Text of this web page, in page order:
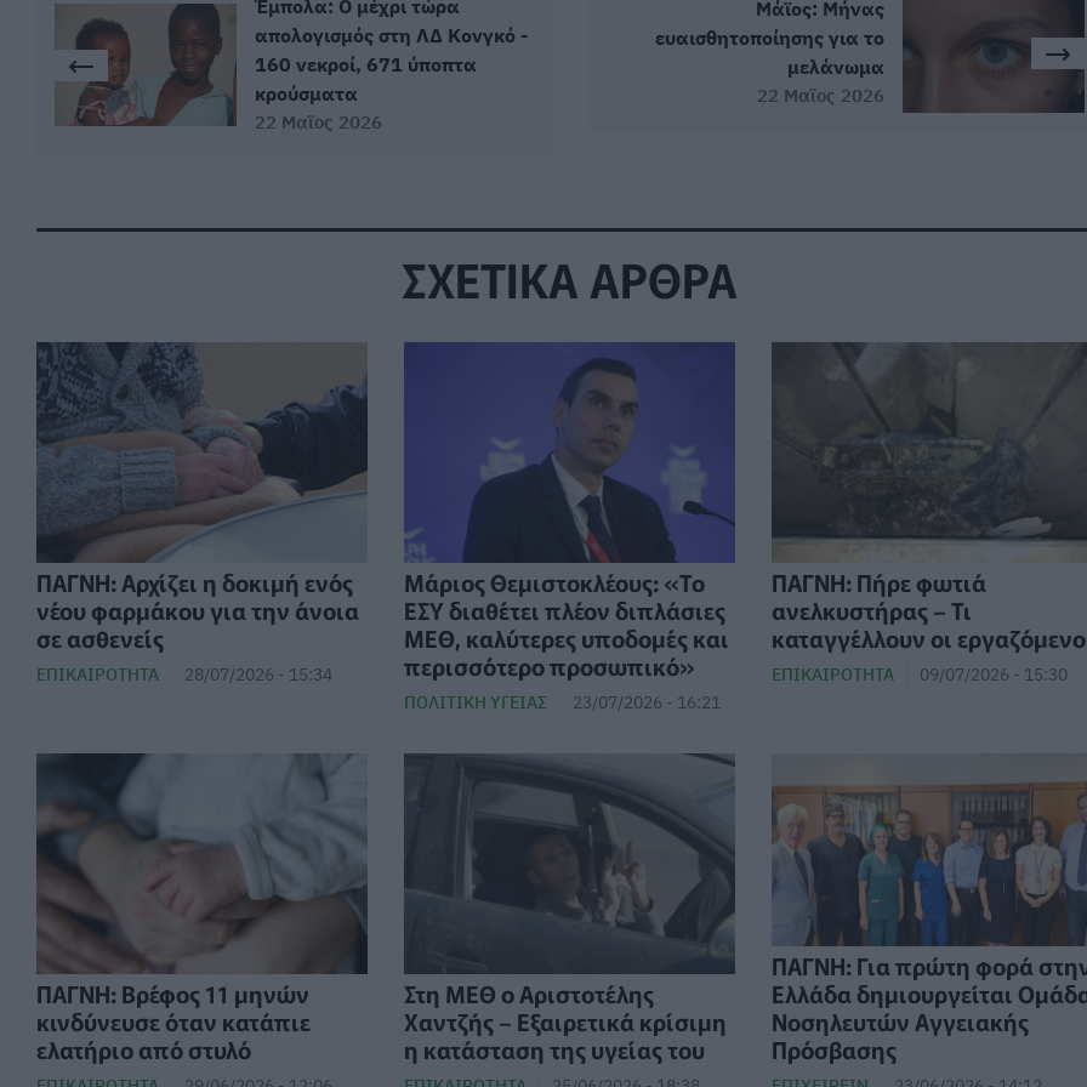
Έμπολα: Ο μέχρι τώρα
απολογισμός στη ΛΔ Κονγκό -
160 νεκροί, 671 ύποπτα
κρούσματα
22 Μαϊος 2026
Μάϊος: Μήνας
ευαισθητοποίησης για το
μελάνωμα
22 Μαϊος 2026
ΣΧΕΤΙΚΑ ΑΡΘΡΑ
ΠΑΓΝΗ: Αρχίζει η δοκιμή ενός
νέου φαρμάκου για την άνοια
σε ασθενείς
ΕΠΙΚΑΙΡΌΤΗΤΑ 28/07/2026 - 15:34
Μάριος Θεμιστοκλέους: «Το
ΕΣΥ διαθέτει πλέον διπλάσιες
ΜΕΘ, καλύτερες υποδομές και
περισσότερο προσωπικό»
ΠΟΛΙΤΙΚΉ ΥΓΕΊΑΣ 23/07/2026 - 16:21
ΠΑΓΝΗ: Πήρε φωτιά
ανελκυστήρας – Τι
καταγγέλλουν οι
ΕΠΙΚΑΙΡΌΤΗΤΑ 09/07/2026 - 15:30
ΠΑΓΝΗ: Βρέφος 11 μηνών
κινδύνευσε όταν κατάπιε
ελατήριο από στυλό
Στη ΜΕΘ ο Αριστοτέλης
Χαντζής – Εξαιρετικά κρίσιμη
η κατάσταση της υγείας του
ΠΑΓΝΗ: Για πρώτη φορά
Ελλάδα δημιουργείται
Νοσηλευτών Αγγειακής
Πρόσβασης